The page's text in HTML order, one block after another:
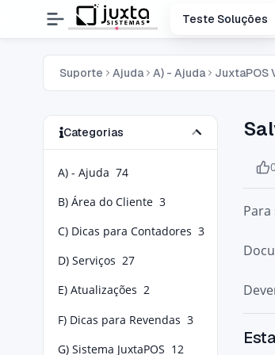
Teste Soluções
Suporte Ajuda A) - Ajuda JuxtaPOS
Categorias
A) - Ajuda 74
B) Área do Cliente 3
C) Dicas para Contadores 3
D) Serviços 27
E) Atualizações 2
F) Dicas para Revendas 3
G) Sistema JuxtaPOS 12